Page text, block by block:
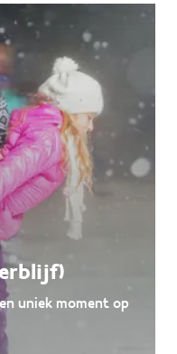
uniek moment op